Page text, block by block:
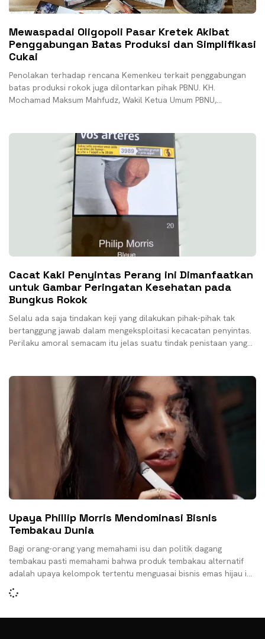
Mewaspadai Oligopoli Pasar Kretek Akibat
Penggabungan Batas Produksi dan Simplifikasi
Cukai
Penolakan terhadap rencana Kemenkeu terkait penggabungan
batas produksi rokok juga dilontarkan pihak PBNU. KH.
Mochamad Maksum Mahfudz, Wakil Ketua Umum PBNU,
Cacat Kaki Penyintas Perang ini Dimanfaatkan
untuk Gambar Peringatan Kesehatan pada
Bungkus Rokok
Selalu ada saja tindakan keji yang dilakukan pihak-pihak tak
bertanggung jawab dalam mengeksploitasi kecacatan penyintas.
Perilaku amoral semacam itu jelas suatu tindak penistaan yang
Upaya Phillip Morris Mendominasi Bisnis
Tembakau Dunia
Bagi orang-orang yang memahami isu dan politik dagang
tembakau pasti memahami bahwa produk tembakau alternatif
adalah upaya kelompok tertentu menguasai bisnis emas hijau ini.
Maka